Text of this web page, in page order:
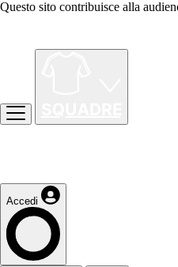
Questo sito contribuisce alla
Accedi